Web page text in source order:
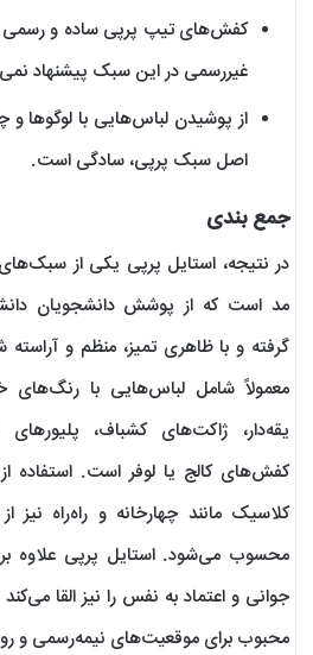
کفش‌های تیپ پرپی ساده و
غیررسمی در این سبک پیشنهاد
از پوشیدن لباس‌هایی با لوگوها و
اصل سبک پرپی، سادگی است.
جمع بندی
در نتیجه، استایل پرپی یکی از
مد است که از پوشش دانشجویان
گرفته و با ظاهری تمیز، منظم و
معمولاً شامل لباس‌هایی با رنگ‌های
یقه‌دار، ژاکت‌های کشباف،
کفش‌های کالج یا لوفر است. استفاده
کلاسیک مانند چهارخانه و راه‌راه
محسوب می‌شود. استایل پرپی علاوه
جوانی و اعتماد به نفس را نیز القا
محبوب برای موقعیت‌های نیمه‌رسمی و